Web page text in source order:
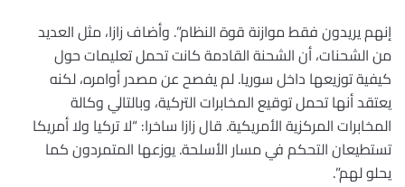
إنهم يريدون فقط موازنة قوة النظام”. وأضاف زازا، مثل العديد
من الشحنات، أن الشحنة القادمة كانت تحمل تعليمات حول
كيفية توزيعها داخل سوريا. لم يفصح عن مصدر أوامره، لكنه
يعتقد أنها تحمل توقيع المخابرات التركية، وبالتالي وكالة
المخابرات المركزية الأمريكية. قال زازا ساخرا: “لا تركيا ولا أمريكا
تستطيعان التحكم في مسار الأسلحة. يوزعها المتمردون كما
يحلو لهم”.